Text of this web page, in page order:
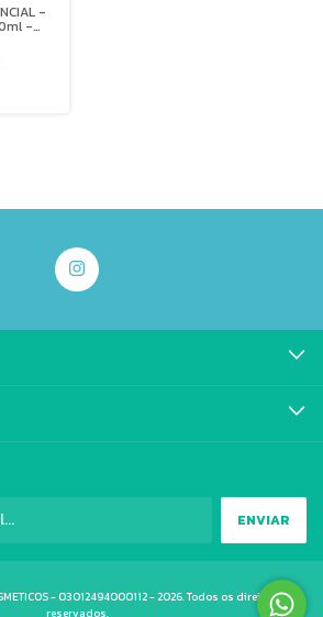
-
-
- 03012494000112 - 2026. Todos os direitos
reservados.